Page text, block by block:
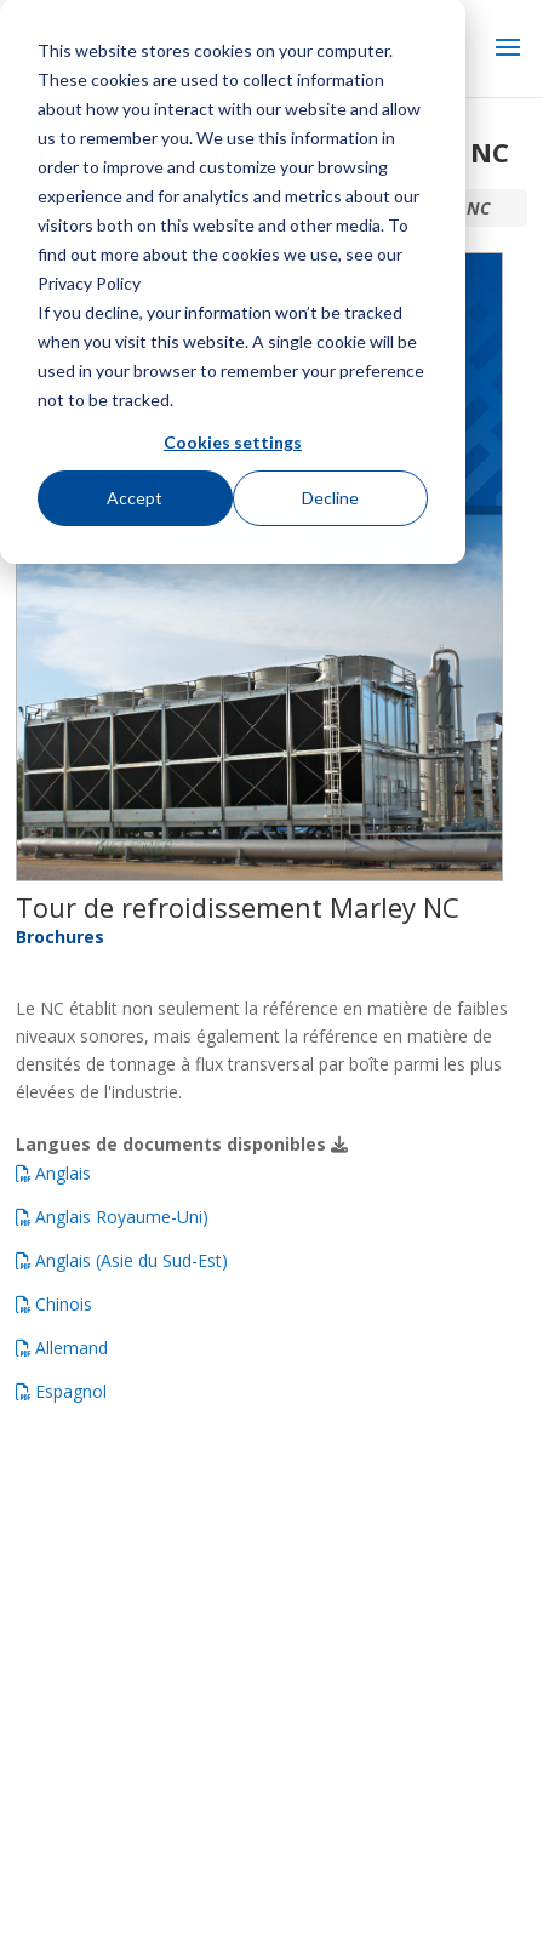
This website stores cookies on your computer.
These cookies are used to collect information
about how you interact with our website and allow
us to remember you. We use this information in
order to improve and customize your browsing
experience and for analytics and metrics about our
visitors both on this website and other media. To
find out more about the cookies we use, see our
Privacy Policy
If you decline, your information won’t be tracked
when you visit this website. A single cookie will be
used in your browser to remember your preference
not to be tracked.
Cookies settings
Accept Decline
Tour de refroidissement Marley NC
Accueil / Bibliothèque /Tour de refroidissement Marley NC
Tour de refroidissement Marley NC
Brochures
Le NC établit non seulement la référence en matière de faibles
niveaux sonores, mais également la référence en matière de
densités de tonnage à flux transversal par boîte parmi les plus
élevées de l'industrie.
Langues de documents disponibles
Anglais
Anglais Royaume-Uni)
Anglais (Asie du Sud-Est)
Chinois
Allemand
Espagnol